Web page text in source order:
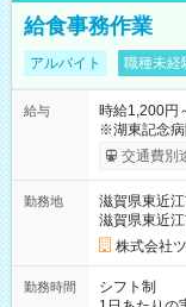
給食事務作業
アルバイト 職種未経
給与
時給1,200円
※湖東記念病
【試用期間
給与は本採
交通費別
勤務地
滋賀県東近
滋賀県東近
株式会社
勤務時間
シフト制